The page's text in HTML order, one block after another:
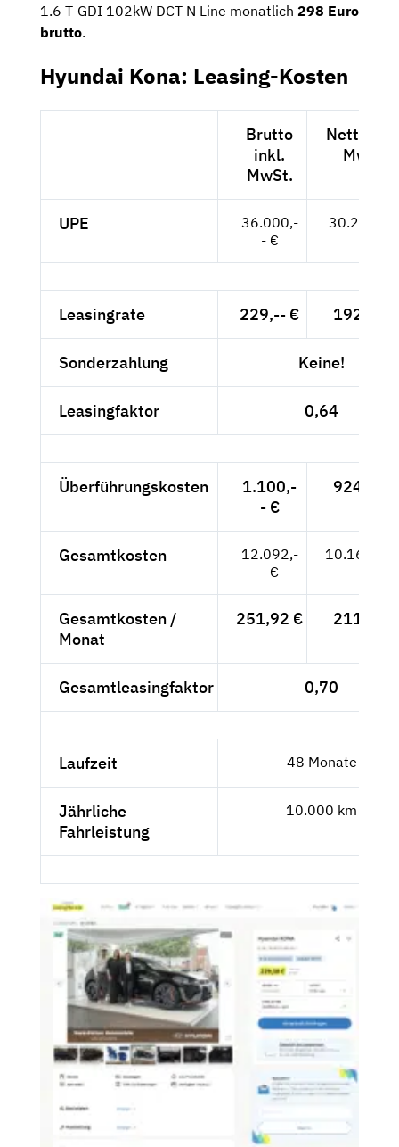
1.6 T-GDI 102kW DCT N Line monatlich 298 Euro
brutto.
Hyundai Kona: Leasing-Kosten
Brutto
inkl.
MwSt.
Netto
MwSt.
UPE
36.000,-
- €
30.252,--
Leasingrate 229,-- € 192,44 €
Sonderzahlung Keine!
Leasingfaktor 0,64
Überführungskosten
1.100,-
- €
924,37 €
Gesamtkosten
12.092,-
- €
10.161,34
Gesamtkosten /
Monat
251,92 € 211,69 €
Gesamtleasingfaktor 0,70
Laufzeit 48 Monate
Jährliche
Fahrleistung
10.000 km